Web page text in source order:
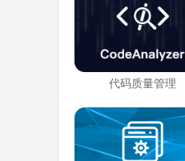
代码质量管理